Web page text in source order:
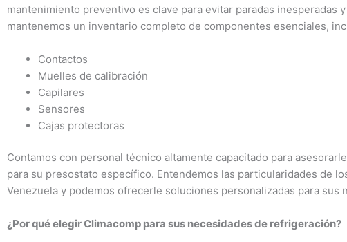
mantenimiento preventivo es clave para evitar paradas inesperadas
mantenemos un inventario completo de componentes esenciales,
Contactos
Muelles de calibración
Capilares
Sensores
Cajas protectoras
Contamos con personal técnico altamente capacitado para
para su presostato específico. Entendemos las particularidades de
Venezuela y podemos ofrecerle soluciones personalizadas para sus
¿Por qué elegir Climacomp para sus necesidades de refrigeración?